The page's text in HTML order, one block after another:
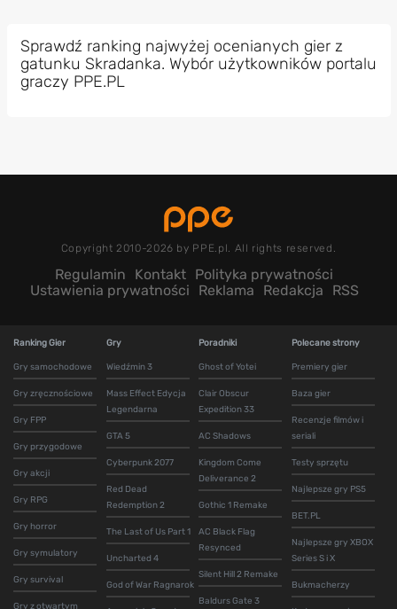
Sprawdź ranking najwyżej ocenianych gier z
gatunku Skradanka. Wybór użytkowników portalu
graczy PPE.PL
Copyright 2010-2026 by PPE.pl. All rights reserved.
Regulamin Kontakt Polityka prywatności
Ustawienia prywatności
Reklama Redakcja RSS
Ranking Gier
Gry samochodowe
Gry zręcznościowe
Gry FPP
Gry przygodowe
Gry akcji
Gry RPG
Gry horror
Gry symulatory
Gry survival
Gry z otwartym
Gry
Wiedźmin 3
Mass Effect Edycja
Legendarna
GTA 5
Cyberpunk 2077
Red Dead
Redemption 2
The Last of Us Part 1
Uncharted 4
God of War Ragnarok
Poradniki
Ghost of Yotei
Clair Obscur
Expedition 33
AC Shadows
Kingdom Come
Deliverance 2
Gothic 1 Remake
AC Black Flag
Resynced
Silent Hill 2 Remake
Baldurs Gate 3
Polecane strony
Premiery gier
Baza gier
Recenzje filmów i
seriali
Testy sprzętu
Najlepsze gry PS5
BET.PL
Najlepsze gry XBOX
Series S i X
Bukmacherzy